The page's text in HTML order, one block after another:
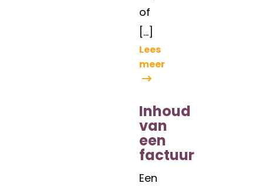
of
[…]
Lees
meer
Inhoud
van
een
factuur
Een